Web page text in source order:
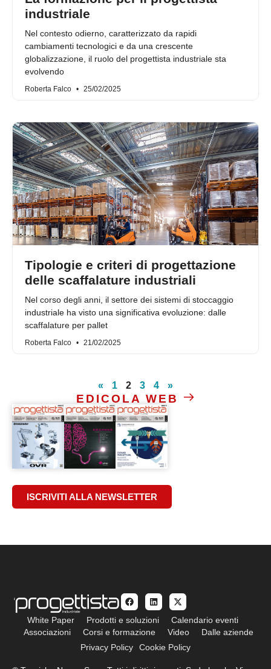
industriale
Nel contesto odierno, caratterizzato da rapidi
cambiamenti tecnologici e da una crescente
globalizzazione, il ruolo del progettista industriale sta
evolvendo
Roberta Falco 25/02/2025
Tipologie e criteri di progettazione
delle scaffalature industriali
Nel corso degli anni, il settore dei sistemi di stoccaggio
industriale ha visto una significativa evoluzione: dalle
scaffalature per pallet
Roberta Falco 21/02/2025
« 1 2 3 4 »
EDICOLA WEB
ISCRIVITI ALLA NEWSLETTER
White Paper Prodotti e soluzioni
Calendario eventi
Associazioni
Corsi e formazione Video
Dalle aziende
Privacy Policy
Cookie Policy